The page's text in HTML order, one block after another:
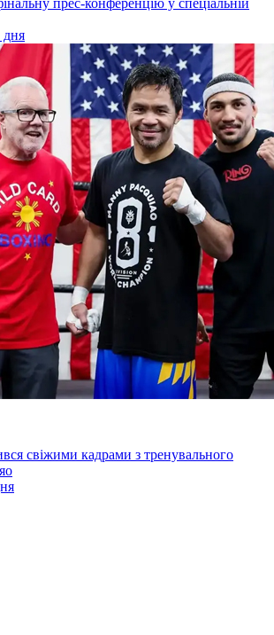
прес-конференцію у спеціальній
дня
свіжими кадрами з тренувального